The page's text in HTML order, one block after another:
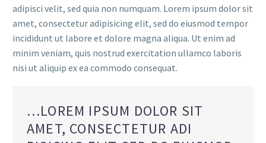
adipisci velit, sed quia non numquam. Lorem ipsum dolor sit
amet, consectetur adipisicing elit, sed do eiusmod tempor
incididunt ut labore et dolore magna aliqua. Ut enim ad
minim veniam, quis nostrud exercitation ullamco laboris
nisi ut aliquip ex ea commodo consequat.
…LOREM IPSUM DOLOR SIT
AMET, CONSECTETUR ADI